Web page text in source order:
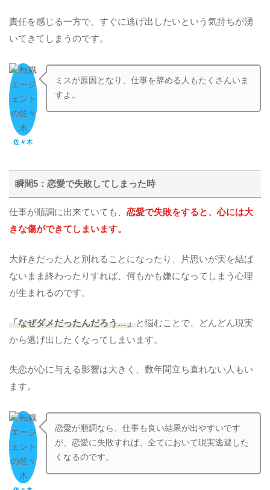
責任を感じる一方で、すぐに逃げ出したいという気持ちが湧
いてきてしまうのです。
佐々木
ミスが原因となり、仕事を辞める人もたくさんいま
すよ。
瞬間5：恋愛で失敗してしまった時
仕事が順調に出来ていても、 恋愛で失敗をすると、心には大
きな傷ができてしまいます。
大好きだった人と別れることになったり、片思いが実を結ば
ないまま終わったりすれば、何もかも嫌になってしまう心理
が生まれるのです。
「なぜダメだったんだろう…」と悩むことで、どんどん現実
から逃げ出したくなってしまいます。
失恋が心に与える影響は大きく、数年間立ち直れない人もい
ます。
恋愛が順調なら、仕事も良い結果が出やすいです
が、恋愛に失敗すれば、全てにおいて現実逃避した
くなるのです。